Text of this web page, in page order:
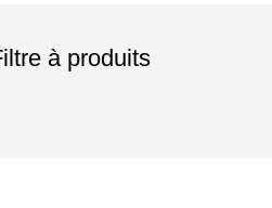
à produits